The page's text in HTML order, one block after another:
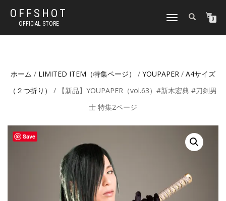
OFFSHOT
OFFICIAL STORE
ナ
ゲ
ン
り
0
ホーム / LIMITED ITEM（特集ページ） / YOUPAPER / A4サイズ
（２つ折り）
/ 【新品】YOUPAPER（vol.63）#新木宏典 #刀剣男
士 特集2ページ
Save